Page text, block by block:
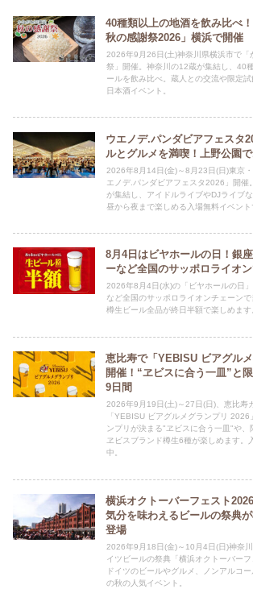
40種類以上の地酒を飲み比べ
秋の感謝祭2026」横浜で開催
2026年9月26日(土)神奈川県横浜市で「
祭」開催。神奈川の12蔵が集結し、40
ールを飲み比べ。蔵人との交流や限定
日本酒イベント。
ウエノデ.パンダビアフェスタ
ルとグルメを満喫！上野公園
2026年8月14日(金)～8月23日(日)東京
エノデ.パンダビアフェスタ2026」開催
が集結し、アイドルライブやDJライブ
昼から夜まで楽しめる入場無料イベント
8月4日はビヤホールの日！銀
ーなど全国のサッポロライオ
2026年8月4日(水)の「ビヤホールの日
など全国のサッポロライオンチェーンで
樽生ビール全品が終日半額で楽しめます
恵比寿で「YEBISU ビアグルメ
開催！“ヱビスに合う一皿”と
9日間
2026年9月19日(土)～27日(日)、恵比寿
「YEBISU ビアグルメグランプリ 2026
ンプリが決まる"ヱビスに合う一皿"や、
ヱビスブランド樽生6種が楽しめます。
中。
横浜オクトーバーフェスト
気分を味わえるビールの祭典
登場
2026年9月18日(金)～10月4日(日)神奈
イツビールの祭典「横浜オクトーバー
ドイツのビールやグルメ、ノンアルコ
の秋の人気イベント。